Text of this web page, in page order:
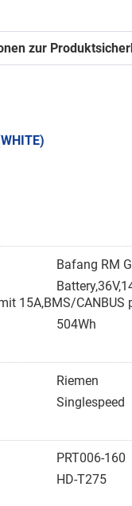
zur
Bafang RM
15A,BMS/CANBUS
504Wh
Riemen
Singlespeed
PRT006-160
HD-T275